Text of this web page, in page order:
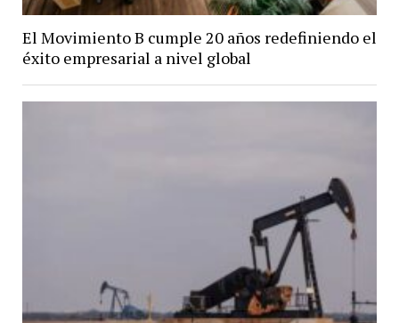
El Movimiento B cumple 20 años redefiniendo el
éxito empresarial a nivel global